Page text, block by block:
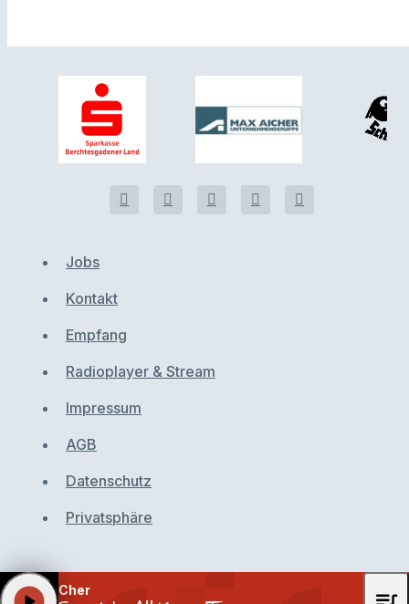
Jobs
Kontakt
Empfang
Radioplayer & Stream
Impressum
AGB
Datenschutz
Privatsphäre
Cher